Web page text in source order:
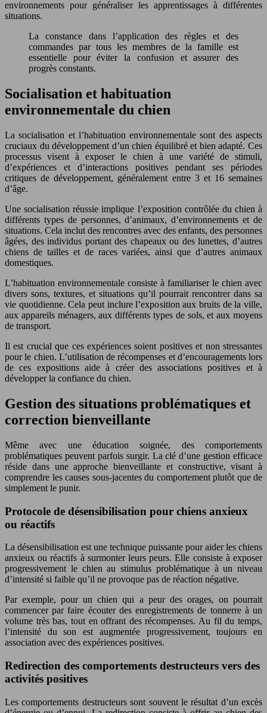
environnements pour généraliser les apprentissages à différentes
situations.
La constance dans l’application des règles et des
commandes par tous les membres de la famille est
essentielle pour éviter la confusion et assurer des
progrès constants.
Socialisation et habituation
environnementale du chien
La socialisation et l’habituation environnementale sont des aspects
cruciaux du développement d’un chien équilibré et bien adapté. Ces
processus visent à exposer le chien à une variété de stimuli,
d’expériences et d’interactions positives pendant ses périodes
critiques de développement, généralement entre 3 et 16 semaines
d’âge.
Une socialisation réussie implique l’exposition contrôlée du chien à
différents types de personnes, d’animaux, d’environnements et de
situations. Cela inclut des rencontres avec des enfants, des personnes
âgées, des individus portant des chapeaux ou des lunettes, d’autres
chiens de tailles et de races variées, ainsi que d’autres animaux
domestiques.
L’habituation environnementale consiste à familiariser le chien avec
divers sons, textures, et situations qu’il pourrait rencontrer dans sa
vie quotidienne. Cela peut inclure l’exposition aux bruits de la ville,
aux appareils ménagers, aux différents types de sols, et aux moyens
de transport.
Il est crucial que ces expériences soient positives et non stressantes
pour le chien. L’utilisation de récompenses et d’encouragements lors
de ces expositions aide à créer des associations positives et à
développer la confiance du chien.
Gestion des situations problématiques et
correction bienveillante
Même avec une éducation soignée, des comportements
problématiques peuvent parfois surgir. La clé d’une gestion efficace
réside dans une approche bienveillante et constructive, visant à
comprendre les causes sous-jacentes du comportement plutôt que de
simplement le punir.
Protocole de désensibilisation pour chiens anxieux
ou réactifs
La désensibilisation est une technique puissante pour aider les chiens
anxieux ou réactifs à surmonter leurs peurs. Elle consiste à exposer
progressivement le chien au stimulus problématique à un niveau
d’intensité si faible qu’il ne provoque pas de réaction négative.
Par exemple, pour un chien qui a peur des orages, on pourrait
commencer par faire écouter des enregistrements de tonnerre à un
volume très bas, tout en offrant des récompenses. Au fil du temps,
l’intensité du son est augmentée progressivement, toujours en
association avec des expériences positives.
Redirection des comportements destructeurs vers des
activités positives
Les comportements destructeurs sont souvent le résultat d’un excès